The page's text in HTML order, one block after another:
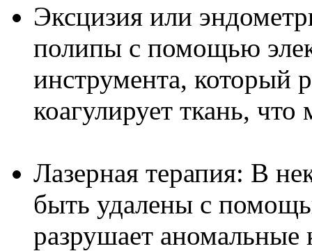
Эксцизия или
полипы с помощью
инструмента, который
коагулирует ткань,
Лазерная терапия: В
быть удалены с
разрушает аномальные